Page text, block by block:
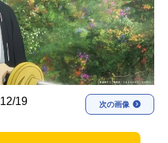
実写化映画一覧
夏アニメ
12/19 次の画像